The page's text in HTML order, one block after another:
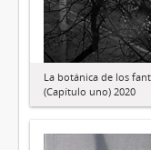
La botánica de los
(Capítulo uno) 2020